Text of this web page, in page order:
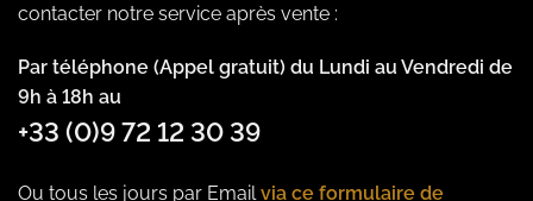
contacter notre service après vente :
Par téléphone (Appel gratuit) du Lundi au Vendredi de
9h à 18h au
+33 (0)9 72 12 30 39
Ou tous les jours par Emailvia ce formulaire de